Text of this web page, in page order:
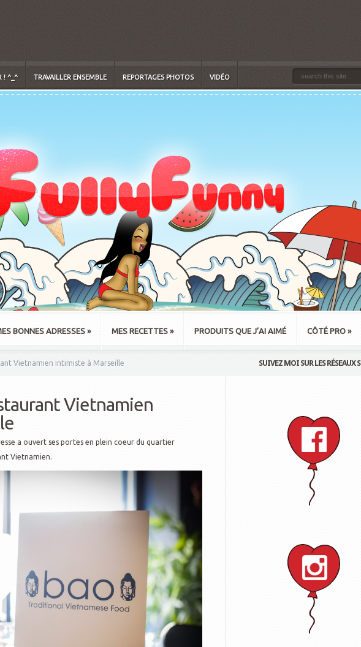
! ^_^ TRAVAILLER ENSEMBLE REPORTAGES PHOTOS VIDÉO
BONNES ADRESSES » MES RECETTES » PRODUITS QUE J’AI AIMÉ CÔTÉ PRO »
Vietnamien intimiste à Marseille
Vietnamien
a ouvert ses portes en plein coeur du quartier
Vietnamien.
SUIVEZ MOI SUR LES RÉSEAUX